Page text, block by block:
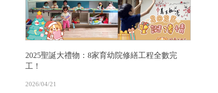
2025聖誕大禮物：8家育幼院修繕工程全數完
工！
2026/04/21